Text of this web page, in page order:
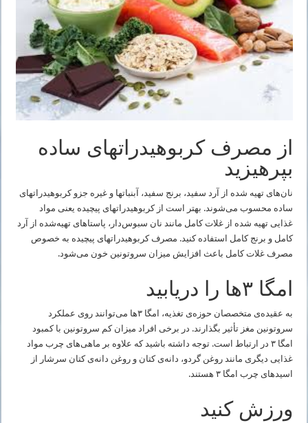
از مصرف کربوهیدراتهای ساده
بپرهیزید
نان‌های تهیه ‌شده از آرد سفید، برنج سفید، آبنباتها و غیره جزو کربوهیدراتهای
ساده محسوب می‌شوند. بهتر است از کربوهیدراتهای پیچیده یعنی مواد
غذایی تهیه ‌شده از غلات کامل مانند نان سبوس‌دار، پاستاهای تهیه‌شده از آرد
کامل و برنج کامل استفاده کنید. مصرف کربوهیدراتهای پیچیده به خصوص
مصرف غلات کامل باعث افزایش میزان سروتونین خون می‌شود.
امگا ۳ها را دریابید
به عقیده‌ی متخصصان حوزه‌ی تغذیه، امگا ۳ها می‌توانند روی عملکرد
سروتونین مغز تأثیر بگذارند. در برخی افراد میزان کم سروتونین با کمبود
امگا ۳ در ارتباط است. توجه داشته باشید که علاوه بر ماهی‌های چرب مواد
غذایی دیگری مانند روغن گردو، دانه‌ی کتان و روغن دانه‌ی کتان سرشار از
اسیدهای چرب امگا ۳ هستند.
ورزش کنید